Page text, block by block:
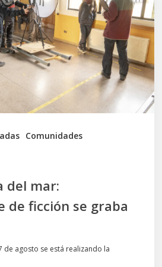
Comunidades
del mar:
de ficción se graba
de agosto se está realizando la